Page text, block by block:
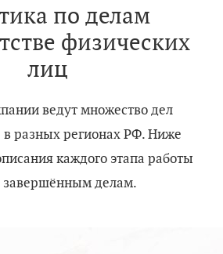
по делам
физических
лиц
ведут множество дел
в разных регионах РФ. Ниже
каждого этапа работы
завершённым делам.